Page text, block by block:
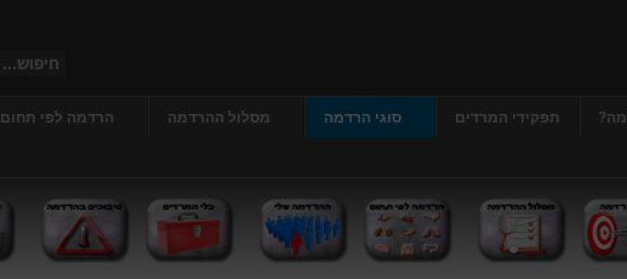
תפקידי המרדים סוגי הרדמה מסלול ההרדמה הרדמה לפי תחום